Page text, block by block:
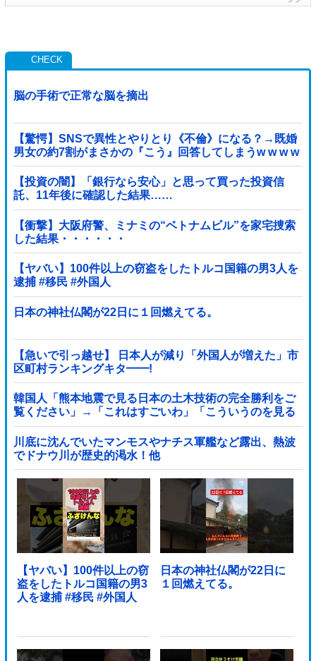
脳の手術で正常な脳を摘出
【驚愕】SNSで異性とやりとり《不倫》になる？→既婚
男女の約7割がまさかの『こう』回答してしまうw w w w
w w w w
【投資の闇】「銀行なら安心」と思って買った投資信
託、11年後に確認した結果……
【衝撃】大阪府警、ミナミの“ベトナムビル”を家宅捜索
した結果・・・・・・
【ヤバい】100件以上の窃盗をしたトルコ国籍の男3人を
逮捕 #移民 #外国人
日本の神社仏閣が22日に１回燃えてる。
【急いで引っ越せ】 日本人が減り「外国人が増えた」市
区町村ランキングキタ━━!
韓国人「熊本地震で見る日本の土木技術の完全勝利をご
覧ください」→「これはすごいわ」「こういうのを見る
と日本人は何か適当に作る感じがしない・...
川底に沈んでいたマンモスやナチス軍艦など露出、熱波
でドナウ川が歴史的渇水！他
【ヤバい】100件以上の窃
盗をしたトルコ国籍の男3
人を逮捕 #移民 #外国人
日本の神社仏閣が22日に
１回燃えてる。